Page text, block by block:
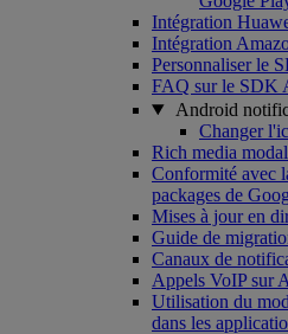
Intégration
Intégration
Personnaliser le
FAQ sur le SDK
Android
Changer
Rich media
Conformité avec
packages de
Mises à jour en
Guide de
Canaux de
Appels VoIP sur
Utilisation du
dans les